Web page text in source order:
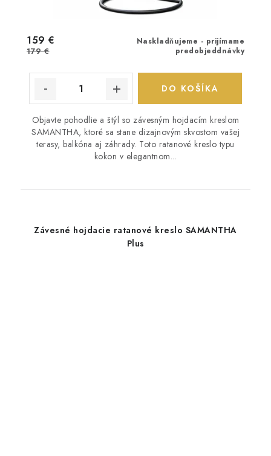
Naskladňujeme - prijímame
predobjeddnávky
159 €
179 €
DO KOŠÍKA
Objavte pohodlie a štýl so závesným hojdacím kreslom
SAMANTHA, ktoré sa stane dizajnovým skvostom vašej
terasy, balkóna aj záhrady. Toto ratanové kreslo typu
kokon v elegantnom...
Závesné hojdacie ratanové kreslo SAMANTHA
Plus